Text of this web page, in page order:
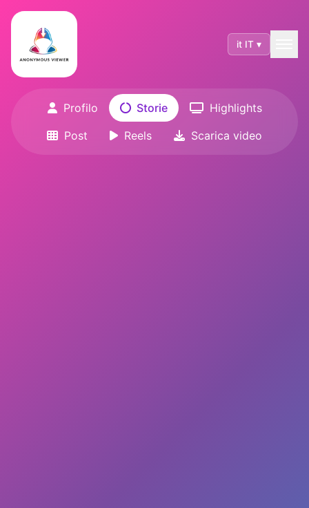
it IT ▾
Profilo Storie
Highlights
Post
Reels Scarica video